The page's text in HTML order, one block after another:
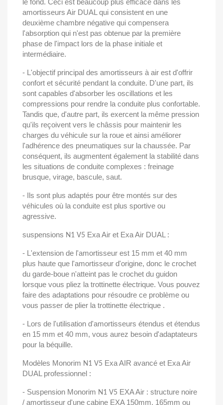
le fond. Ceci est beaucoup plus efficace dans les
amortisseurs Air DUAL qui consistent en une
deuxième chambre négative qui compensera
l'absorption qui n'est pas obtenue par la première
phase de l'impact lors de la phase initiale et
intermédiaire.
- L'objectif principal des amortisseurs à air est d'offrir
confort et sécurité pendant la conduite. D'une part, ils
sont capables d'absorber les oscillations et les
compressions pour rendre la conduite plus confortable.
Tandis que, d'autre part, ils exercent la même pression
qu'ils reçoivent vers le châssis pour maintenir les
charges du véhicule sur la roue et ainsi améliorer
l'adhérence des pneumatiques sur la chaussée. Par
conséquent, ils augmentent également la stabilité dans
les situations de conduite complexes : freinage
brusque, virage, bascule, saut.
- Ils sont plus adaptés pour être montés sur des
véhicules où la conduite est plus sportive ou
agressive.
suspensions N1 V5 Exa Air et Exa Air DUAL :
- L'extension de l'amortisseur est 15 mm et 40 mm
plus haute que l'amortisseur d'origine, donc le crochet
du garde-boue n'atteint pas le crochet du guidon
lorsque vous pliez la trottinette électrique. Vous pouvez
faire des adaptations pour résoudre ce problème ou
vous passer de plier la trottinette électrique .
- Lors de l'utilisation d'amortisseurs étendus et étendus
en 15 mm et 40 mm, vous aurez besoin d'adaptateurs
pour la béquille.
Modèles Monorim N1 V5 Exa AIR avancé et Exa Air
DUAL professionnel :
- Suspension Monorim N1 V5 EXA Air : structure noire
/ amortisseur d'une cabine EXA 150mm, 165mm ou